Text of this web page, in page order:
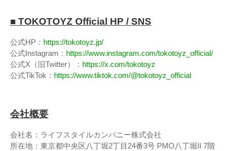
■ TOKOTOYZ Official HP / SNS
公式HP： https://tokotoyz.jp/
公式Instagram： https://www.instagram.com/tokotoyz_official/
公式X（旧Twitter）： https://x.com/tokotoyz
公式TikTok： https://www.tiktok.com/@tokotoyz_official
会社概要
会社名：ライフスタイルカンパニー株式会社
所在地：東京都中央区八丁堀2丁目24番3号 PMO八丁堀II 7階